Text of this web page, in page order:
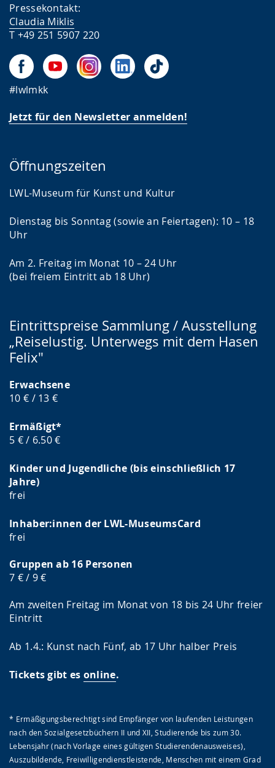
Pressekontakt:
Claudia Miklis
T +49 251 5907 220
#lwlmkk
Jetzt für den Newsletter anmelden!
Öffnungszeiten
LWL-Museum für Kunst und Kultur
Dienstag bis Sonntag (sowie an Feiertagen): 10 – 18
Uhr
Am 2. Freitag im Monat 10 – 24 Uhr
(bei freiem Eintritt ab 18 Uhr)
Eintrittspreise Sammlung / Ausstellung
„Reiselustig. Unterwegs mit dem Hasen
Felix"
Erwachsene
10 € / 13 €
Ermäßigt*
5 € / 6.50 €
Kinder und Jugendliche (bis einschließlich 17
Jahre)
frei
Inhaber:innen der LWL-MuseumsCard
frei
Gruppen ab 16 Personen
7 € / 9 €
Am zweiten Freitag im Monat von 18 bis 24 Uhr freier
Eintritt
Ab 1.4.: Kunst nach Fünf, ab 17 Uhr halber Preis
Tickets gibt es online.
* Ermäßigungsberechtigt sind Empfänger von laufenden Leistungen
nach den Sozialgesetzbüchern II und XII, Studierende bis zum 30.
Lebensjahr (nach Vorlage eines gültigen Studierendenausweises),
Auszubildende, Freiwilligendienstleistende, Menschen mit einem Grad